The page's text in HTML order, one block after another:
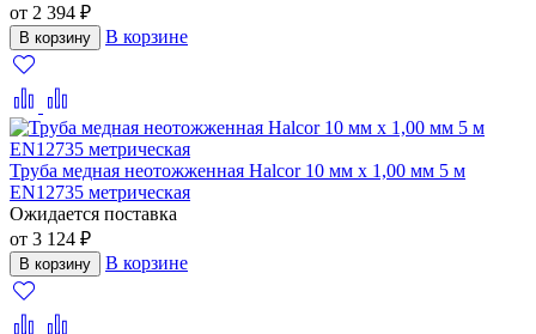
от 2 394 ₽
В корзину В корзине
Труба медная неотожженная Halcor 10 мм x 1,00 мм 5 м
EN12735 метрическая
Ожидается поставка
от 3 124 ₽
В корзину В корзине